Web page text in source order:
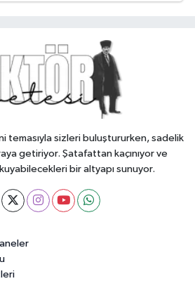
temasıyla sizleri buluştururken, sadelik
getiriyor. Şatafattan kaçınıyor ve
bir altyapı sunuyor.